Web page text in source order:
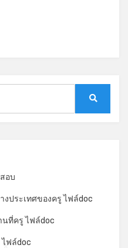
อบ
ประเทศของครู ไฟล์doc
ที่ครู ไฟล์doc
ฟล์doc